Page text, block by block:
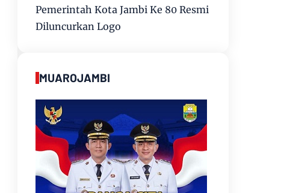
Pemerintah Kota Jambi Ke 80 Resmi
Diluncurkan Logo
MUAROJAMBI